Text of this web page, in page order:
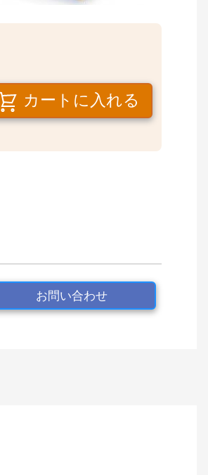
カートに入れる
お問い合わせ